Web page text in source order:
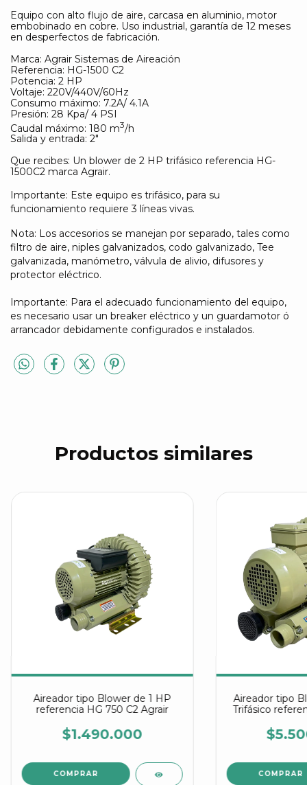
Equipo con alto flujo de aire, carcasa en aluminio, motor
embobinado en cobre. Uso industrial, garantía de 12 meses
en desperfectos de fabricación.
Marca: Agrair Sistemas de Aireación
Referencia: HG-1500 C2
Potencia: 2 HP
Voltaje: 220V/440V/60Hz
Consumo máximo: 7.2A/ 4.1A
Presión: 28 Kpa/ 4 PSI
Caudal máximo: 180 m3/h
Salida y entrada: 2"
Que recibes: Un blower de 2 HP trifásico referencia HG-
1500C2 marca Agrair.
Importante: Este equipo es trifásico, para su
funcionamiento requiere 3 líneas vivas.
Nota: Los accesorios se manejan por separado, tales como
filtro de aire, niples galvanizados, codo galvanizado, Tee
galvanizada, manómetro, válvula de alivio, difusores y
protector eléctrico.
Importante: Para el adecuado funcionamiento del equipo,
es necesario usar un breaker eléctrico y un guardamotor ó
arrancador debidamente configurados e instalados.
Productos similares
Aireador tipo Blower de 1 HP
referencia HG 750 C2 Agrair
$1.490.000
Aireador tipo
Trifásico